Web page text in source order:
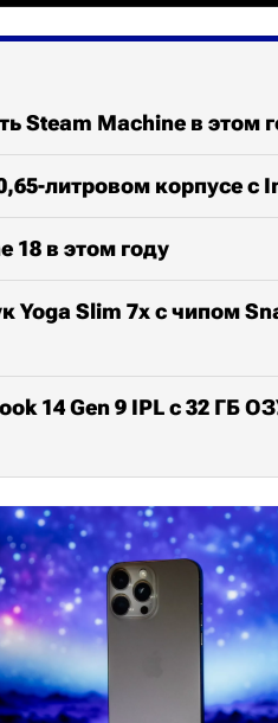
Steam Machine в этом
литровом корпусе с
18 в этом году
Yoga Slim 7x с чипом
14 Gen 9 IPL с 32 ГБ